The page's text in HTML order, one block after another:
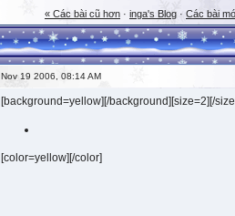
« Các bài cũ hơn · inga's Blog · Các bài
Nov 19 2006, 08:14 AM
[background=yellow][/background][size=2][/
[color=yellow][/color]